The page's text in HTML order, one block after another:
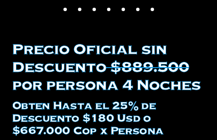
Precio Oficial sin
Descuento$889.500
por persona 4 Noches
Obten Hasta el 25% de
Descuento $180 Usd o
$667.000 Cop x Persona